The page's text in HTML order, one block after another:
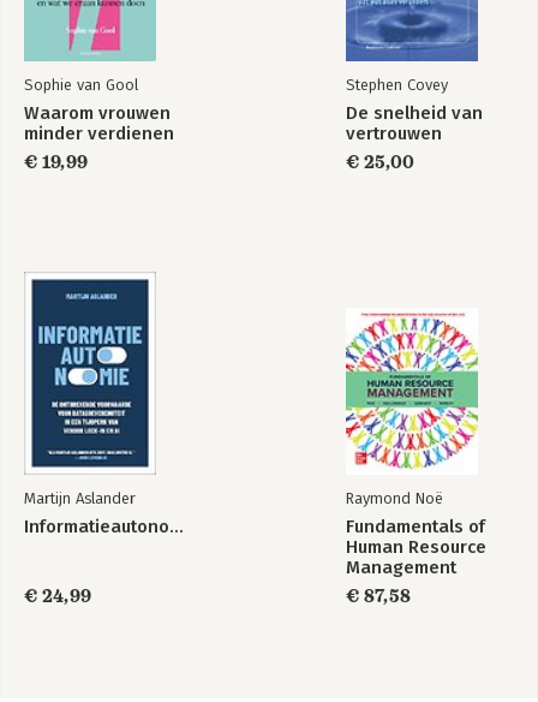
Sophie van Gool
Waarom vrouwen
minder verdienen
€ 19,99
Stephen Covey
De snelheid van
vertrouwen
€ 25,00
Martijn Aslander
Informatieautonomie
€ 24,99
Raymond Noë
Fundamentals of
Human Resource
Management
€ 87,58